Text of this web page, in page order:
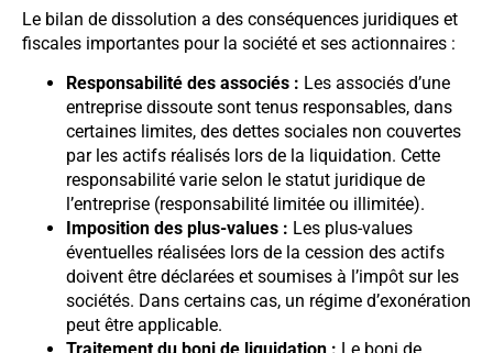
Le bilan de dissolution a des conséquences juridiques et
fiscales importantes pour la société et ses actionnaires :
Responsabilité des associés : Les associés d’une
entreprise dissoute sont tenus responsables, dans
certaines limites, des dettes sociales non couvertes
par les actifs réalisés lors de la liquidation. Cette
responsabilité varie selon le statut juridique de
l’entreprise (responsabilité limitée ou illimitée).
Imposition des plus-values : Les plus-values
éventuelles réalisées lors de la cession des actifs
doivent être déclarées et soumises à l’impôt sur les
sociétés. Dans certains cas, un régime d’exonération
peut être applicable.